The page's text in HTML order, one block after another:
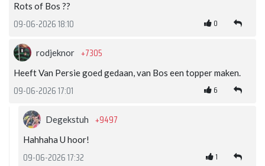
Rots of Bos ??
09-06-2026 18:10 0
rodjeknor +7305
Heeft Van Persie goed gedaan, van Bos een topper maken.
09-06-2026 17:01 6
Degekstuh +9497
Hahhaha U hoor!
09-06-2026 17:32 1